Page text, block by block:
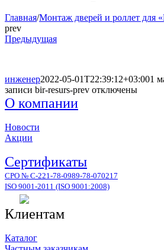
Главная/Монтаж дверей и роллет для
prev
Предыдущая
инженер2022-05-01T22:39:12+03:001
записи bir-resurs-prev отключены
О компании
Новости
Акции
Сертификаты
СРО № С-221-78-0989-78-070217
ISO 9001-2011 (ISO 9001:2008)
Клиентам
Каталог